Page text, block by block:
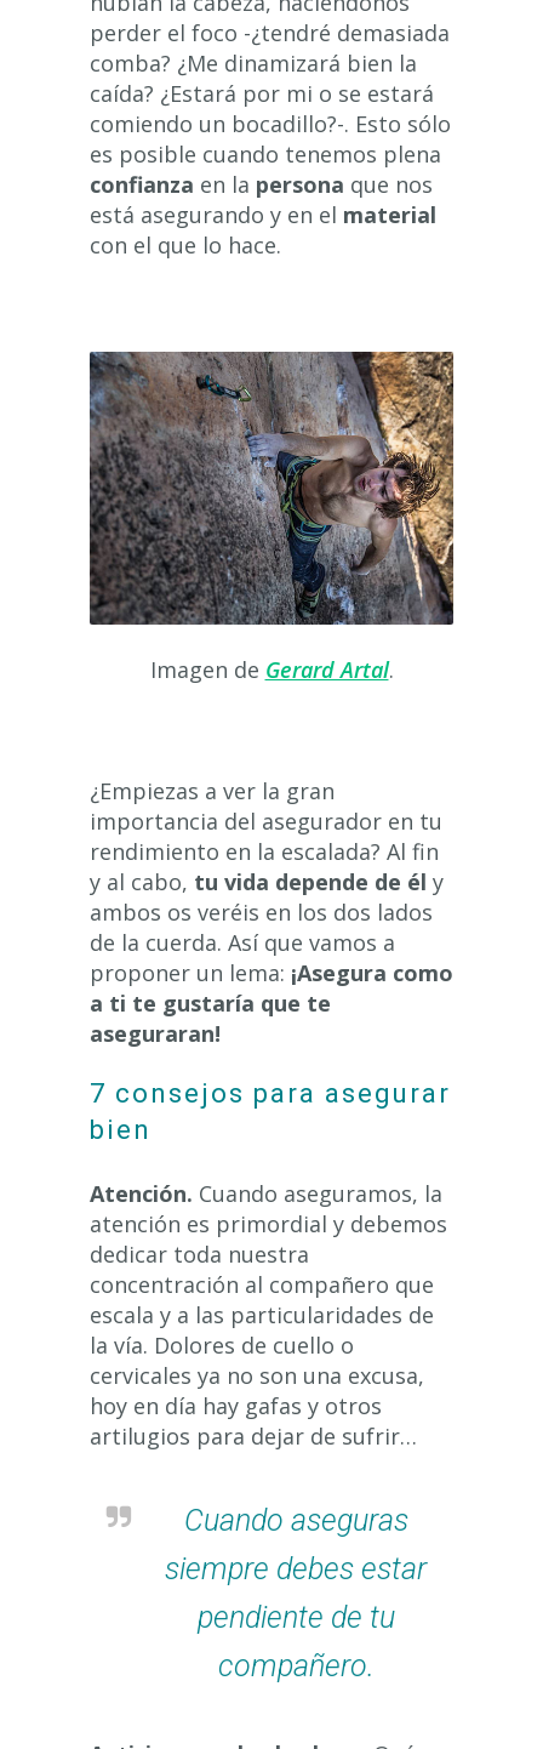
perder el foco -¿tendré demasiada
comba? ¿Me dinamizará bien la
caída? ¿Estará por mi o se estará
comiendo un bocadillo?-. Esto sólo
es posible cuando tenemos plena
confianza en la persona que nos
está asegurando y en el material
con el que lo hace.
Imagen de Gerard Artal.
¿Empiezas a ver la gran
importancia del asegurador en tu
rendimiento en la escalada? Al fin
y al cabo, tu vida depende de él y
ambos os veréis en los dos lados
de la cuerda. Así que vamos a
proponer un lema: ¡Asegura como
a ti te gustaría que te
aseguraran!
7 consejos para asegurar
bien
Atención. Cuando aseguramos, la
atención es primordial y debemos
dedicar toda nuestra
concentración al compañero que
escala y a las particularidades de
la vía. Dolores de cuello o
cervicales ya no son una excusa,
hoy en día hay gafas y otros
artilugios para dejar de sufrir…
Cuando aseguras
siempre debes estar
pendiente de tu
compañero.